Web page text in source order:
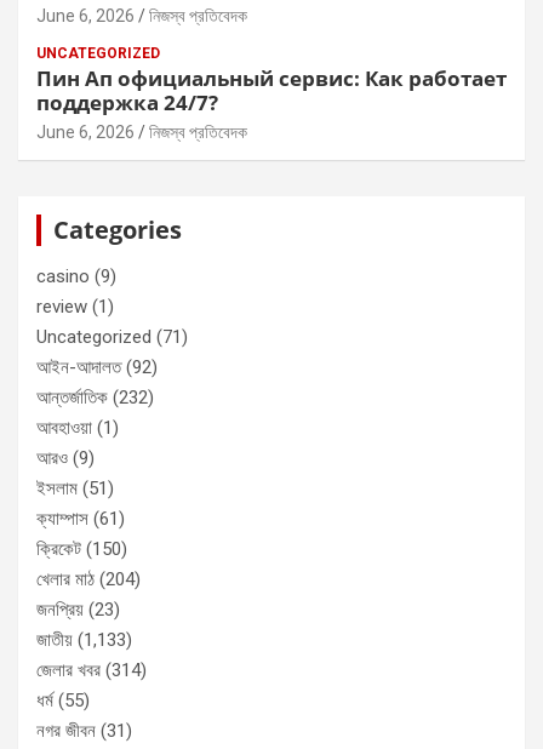
June 6, 2026 নিজস্ব প্রতিবেদক
UNCATEGORIZED
Пин Ап официальный сервис: Как работает
поддержка 24/7?
June 6, 2026 নিজস্ব প্রতিবেদক
Categories
casino (9)
review (1)
Uncategorized (71)
আইন-আদালত(92)
আন্তর্জাতিক (232)
আবহাওয়া (1)
আরও (9)
ইসলাম (51)
ক্যাম্পাস (61)
ক্রিকেট (150)
খেলার মাঠ (204)
জনপ্রিয় (23)
জাতীয় (1,133)
জেলার খবর (314)
ধর্ম(55)
নগর জীবন (31)